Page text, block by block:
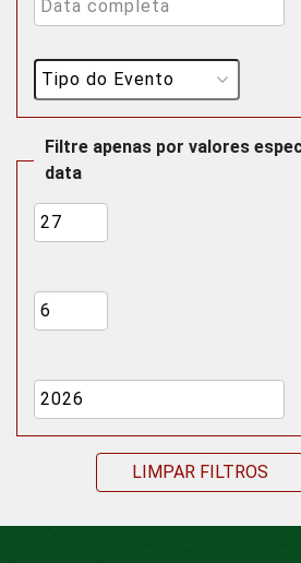
Filtre apenas por valores
data
LIMPAR FILTROS